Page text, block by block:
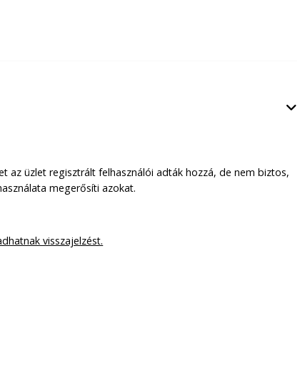
az üzlet regisztrált felhasználói adták hozzá, de nem biztos,
megerősíti azokat.
visszajelzést.